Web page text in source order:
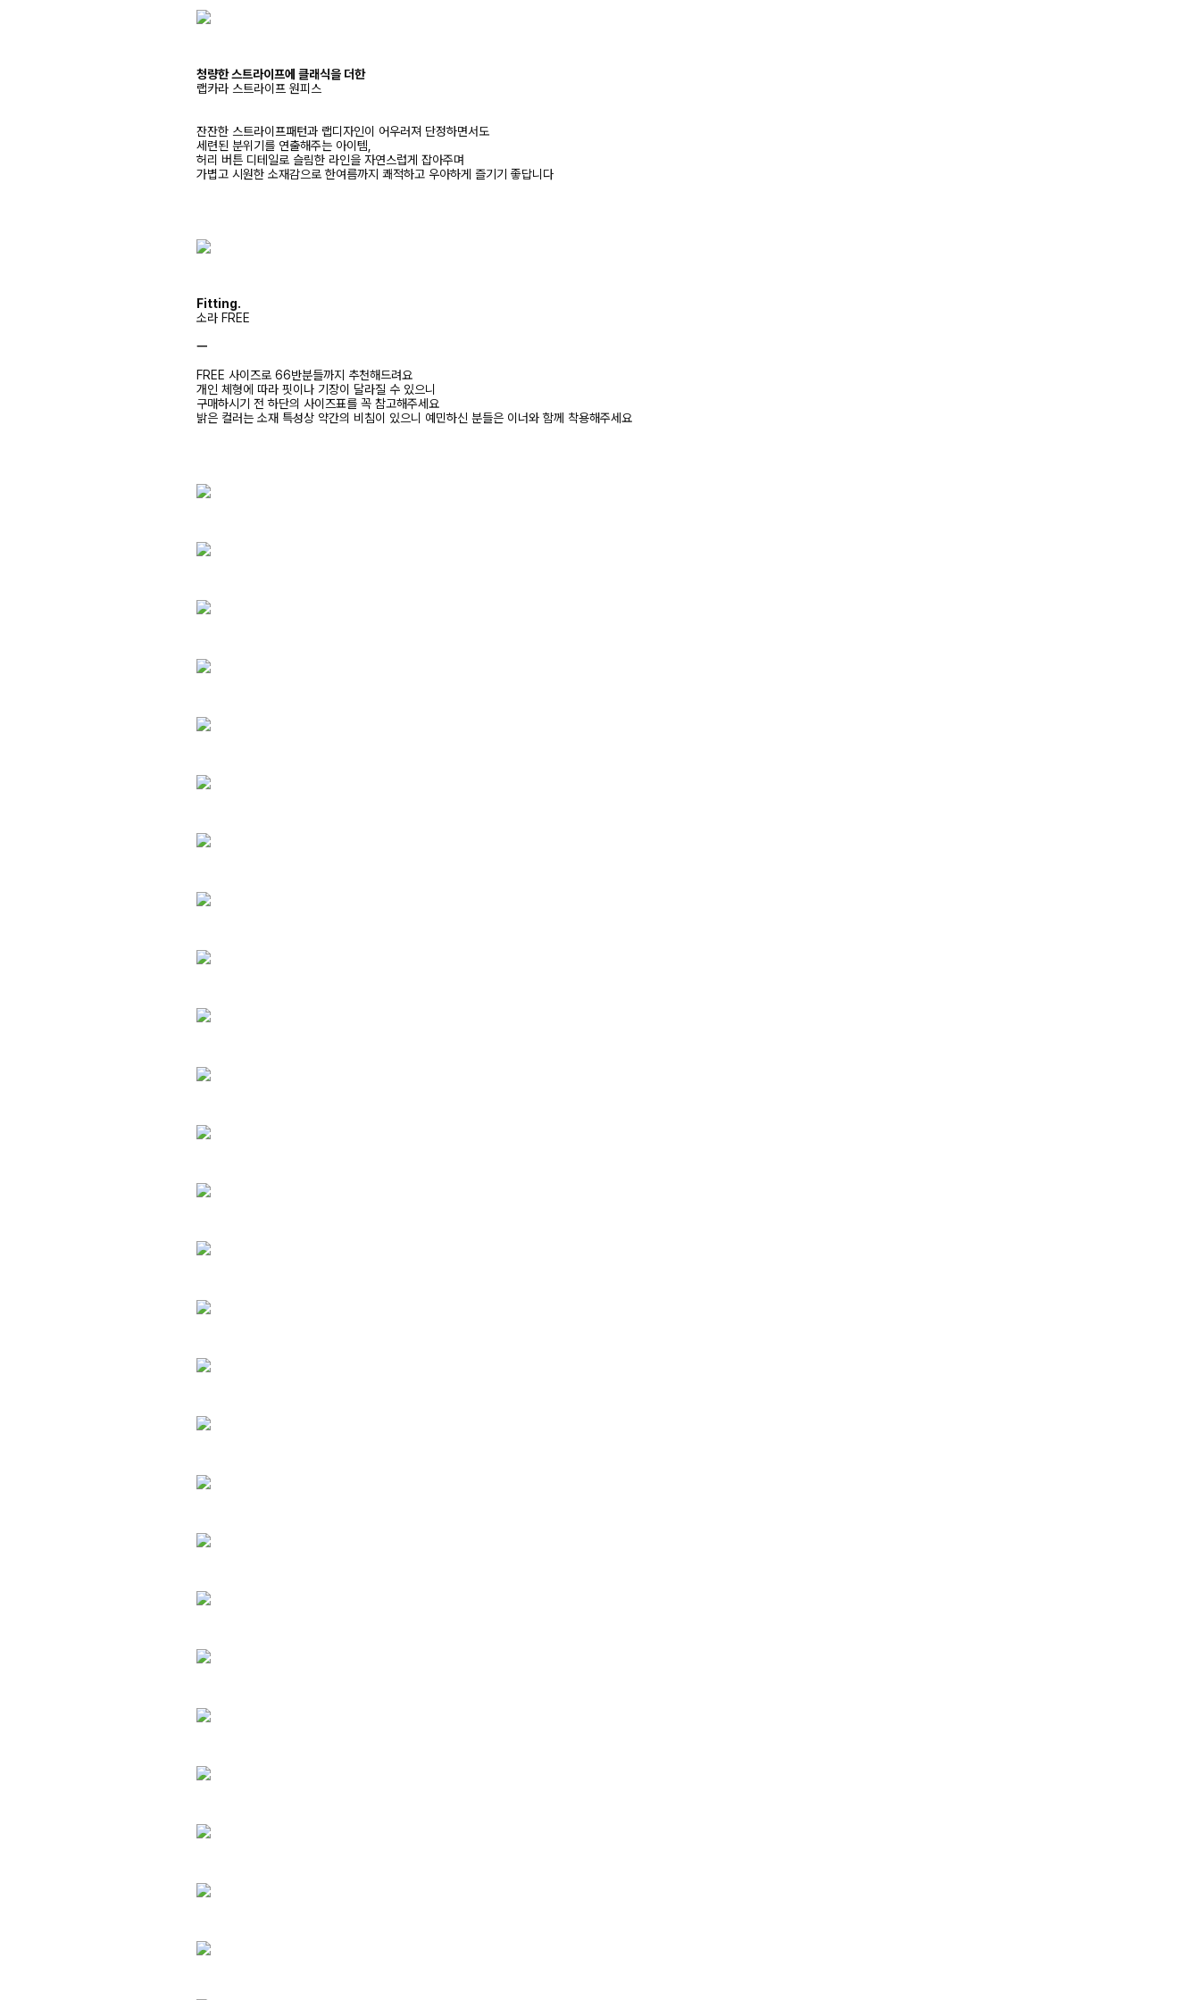
청량한 스트라이프에 클래식을 더한
랩카라 스트라이프 원피스
잔잔한 스트라이프패턴과 랩디자인이 어우러져 단정하면서도
세련된 분위기를 연출해주는 아이템,
허리 버튼 디테일로 슬림한 라인을 자연스럽게 잡아주며
가볍고 시원한 소재감으로 한여름까지 쾌적하고 우아하게 즐기기 좋답니다
Fitting.
소라 FREE
ㅡ
FREE 사이즈로 66반분들까지 추천해드려요
개인 체형에 따라 핏이나 기장이 달라질 수 있으니
구매하시기 전 하단의 사이즈표를 꼭 참고해주세요
밝은 컬러는 소재 특성상 약간의 비침이 있으니 예민하신 분들은 이너와 함께 착용해주세요